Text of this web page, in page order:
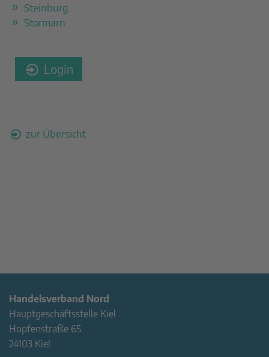
Steinburg
Stormarn
Login
zur Übersicht
Handelsverband Nord
Hauptgeschäftsstelle Kiel
Hopfenstraße 65
24103 Kiel